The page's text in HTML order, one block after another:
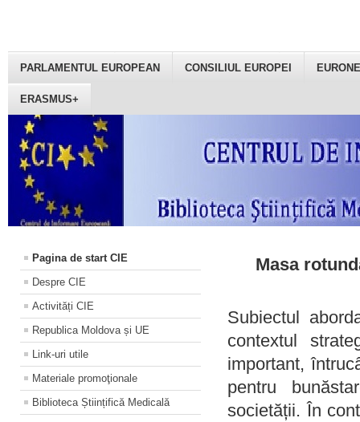
PARLAMENTUL EUROPEAN CONSILIUL EUROPEI
ERASMUS+
Pagina de start CIE
Despre CIE
Activități CIE
Republica Moldova și UE
Link-uri utile
Materiale promoţionale
Biblioteca Științifică Medicală
Masa
Subiectul
contextul
important,
pentru
societății. În